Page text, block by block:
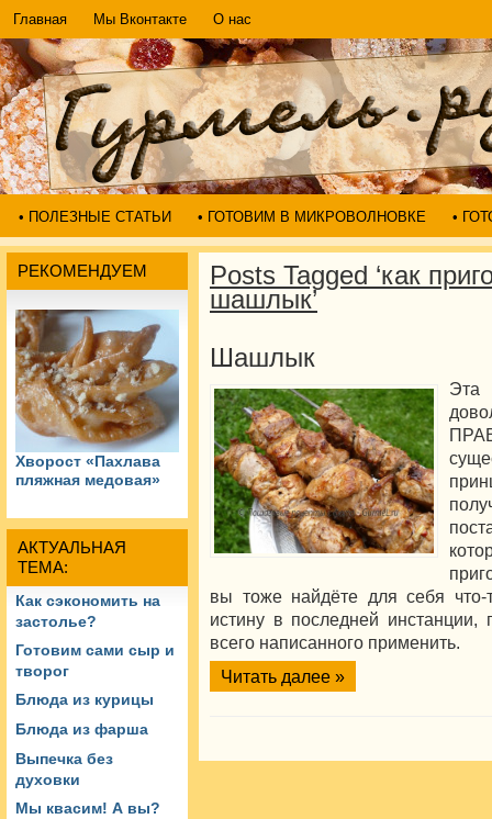
Главная Мы Вконтакте О нас
• ПОЛЕЗНЫЕ СТАТЬИ • ГОТОВИМ В МИКРОВОЛНОВКЕ •
РЕКОМЕНДУЕМ
Хворост «Пахлава
пляжная медовая»
АКТУАЛЬНАЯ
ТЕМА:
Как сэкономить на
застолье?
Готовим сами сыр и
творог
Блюда из курицы
Блюда из фарша
Выпечка без
духовки
Мы квасим! А вы?
Posts Tagged ‘как
шашлык’
Шашлык
вы тоже найдёте для себя
истину в последней инстанции,
всего написанного применить.
Читать далее »